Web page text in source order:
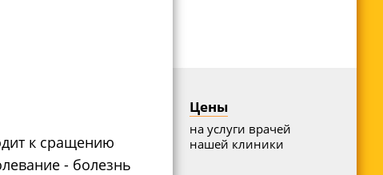
к сращению
- болезнь
Цены
на услуги врачей
нашей клиники